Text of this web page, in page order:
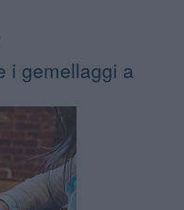
i gemellaggi a